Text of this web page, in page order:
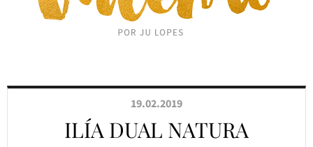
19.02.2019
ILÍA DUAL NATURA